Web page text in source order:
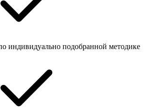
индивидуально подобранной методике